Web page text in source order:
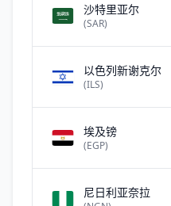
沙特里亚尔
(SAR)
以色列新谢克尔
(ILS)
埃及镑
(EGP)
尼日利亚奈拉